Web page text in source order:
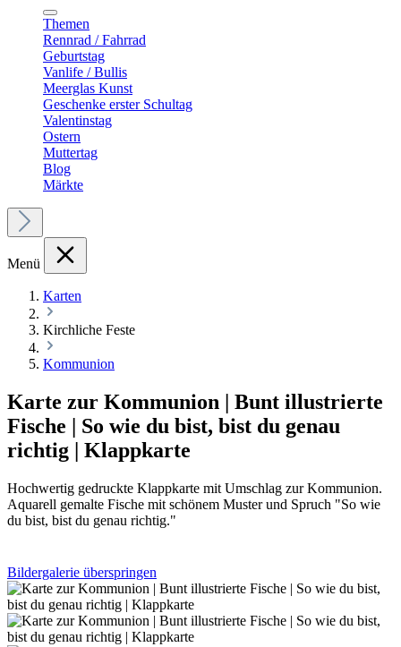
Themen
Rennrad / Fahrrad
Geburtstag
Vanlife / Bullis
Meerglas Kunst
Geschenke erster Schultag
Valentinstag
Ostern
Muttertag
Blog
Märkte
Menü
Karten
Kirchliche Feste
Kommunion
Karte zur Kommunion | Bunt illustrierte
Fische | So wie du bist, bist du genau
richtig | Klappkarte
Hochwertig gedruckte Klappkarte mit Umschlag zur Kommunion.
Aquarell gemalte Fische mit schönem Muster und Spruch "So wie
du bist, bist du genau richtig."
Bildergalerie überspringen